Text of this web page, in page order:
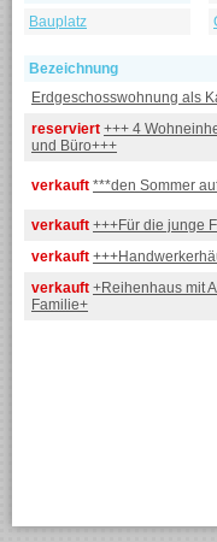
Bauplatz
Bezeichnung
Erdgeschosswohnung als
reserviert +++ 4
und Büro+++
verkauft ***den Sommer
verkauft +++Für die junge
verkauft
verkauft +Reihenhaus mit
Familie+